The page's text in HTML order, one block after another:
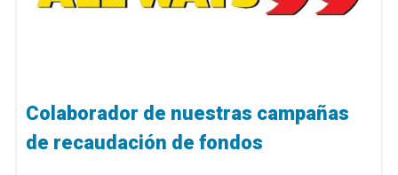
Colaborador de nuestras campañas
de recaudación de fondos